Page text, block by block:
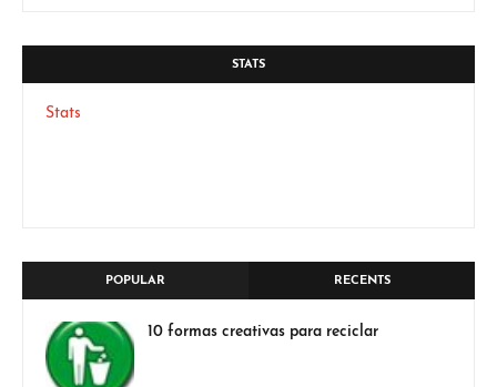
STATS
Stats
POPULAR RECENTS
10 formas creativas para reciclar